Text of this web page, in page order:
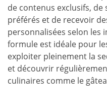
de contenus exclusifs,
préférés et de recevoir
personnalisées selon les
formule est idéale pour
exploiter pleinement la
et découvrir
culinaires comme le